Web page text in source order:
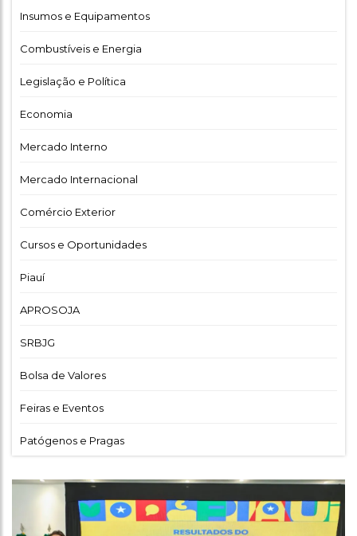
Insumos e Equipamentos
Combustíveis e Energia
Legislação e Política
Economia
Mercado Interno
Mercado Internacional
Comércio Exterior
Cursos e Oportunidades
Piauí
APROSOJA
SRBJG
Bolsa de Valores
Feiras e Eventos
Patógenos e Pragas